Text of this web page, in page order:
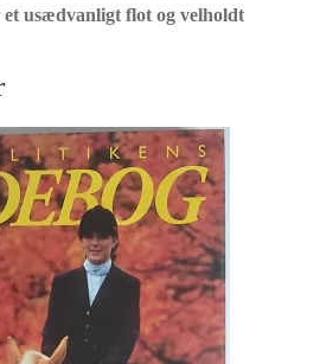
usædvanligt flot og velholdt